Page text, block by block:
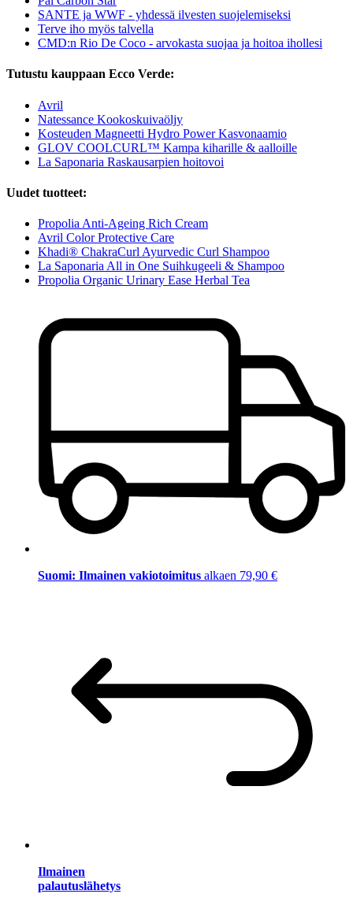
SANTE ja WWF - yhdessä ilvesten suojelemiseksi
Terve iho myös talvella
CMD:n Rio De Coco - arvokasta suojaa ja hoitoa ihollesi
Tutustu kauppaan Ecco Verde:
Avril
Natessance Kookoskuivaöljy
Kosteuden Magneetti Hydro Power Kasvonaamio
GLOV COOLCURL™ Kampa kiharille & aalloille
La Saponaria Raskausarpien hoitovoi
Uudet tuotteet:
Propolia Anti-Ageing Rich Cream
Avril Color Protective Care
Khadi® ChakraCurl Ayurvedic Curl Shampoo
La Saponaria All in One Suihkugeeli & Shampoo
Propolia Organic Urinary Ease Herbal Tea
Suomi: Ilmainen vakiotoimitus alkaen 79,90 €
Ilmainen
palautuslähetys